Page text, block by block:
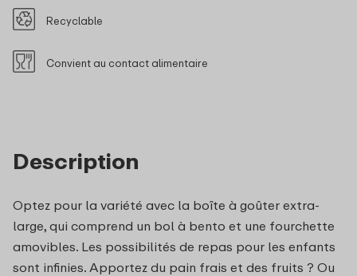
Description
Optez pour la variété avec la boîte à goûter extra-
large, qui comprend un bol à bento et une fourchette
amovibles. Les possibilités de repas pour les enfants
sont infinies. Apportez du pain frais et des fruits ? Ou
Recyclable
Convient au contact alimentaire